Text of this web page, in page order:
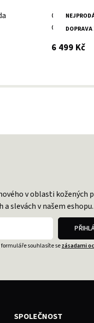
Černá
GMCLANCE
6 499 Kčs
v oblasti kožených
slevách v našem eshopu.
souhlasíte sezásadami
SPOLEČNOST